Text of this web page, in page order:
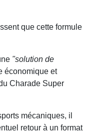
que cette formule
"solution de
économique et
Charade Super
mécaniques, il
retour à un format